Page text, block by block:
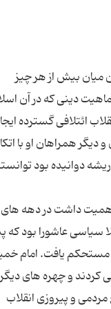
میان بیش از هر چیز
دینی که در آن
ائتلافی گسترده
همراهان او با
دوانیده بود
داشت در دهه های
سیاسی عاشورا بود
مستحکم یافت. امام
کردند و چهره های
و پیروزی انقلاب